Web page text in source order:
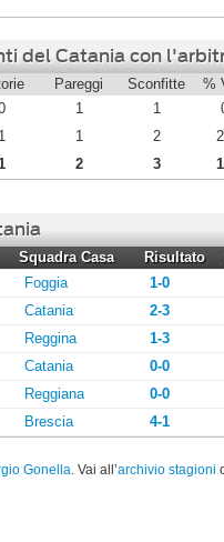
del Catania con
Pareggi Sconfitte %
1 1
1 1 2
2 3
Squadra Casa Risultato
Foggia 1-0
Catania 2-3
Reggina 1-3
Catania 0-0
Reggiana 0-0
Brescia 4-1
Gonella. Vai all’archivio stagioni